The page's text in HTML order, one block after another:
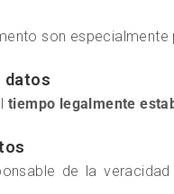
son
datos
tiempo legalmente
de la